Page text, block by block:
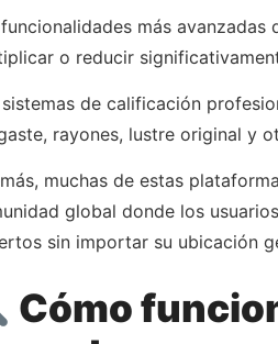
más
o reducir
de calificación
rayones, lustre original y
muchas de estas
global donde los
sin importar su ubicación
Cómo